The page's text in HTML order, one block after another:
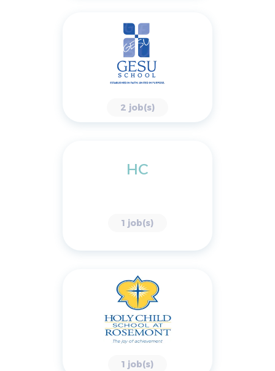
2 job(s)
HC
1 job(s)
1 job(s)